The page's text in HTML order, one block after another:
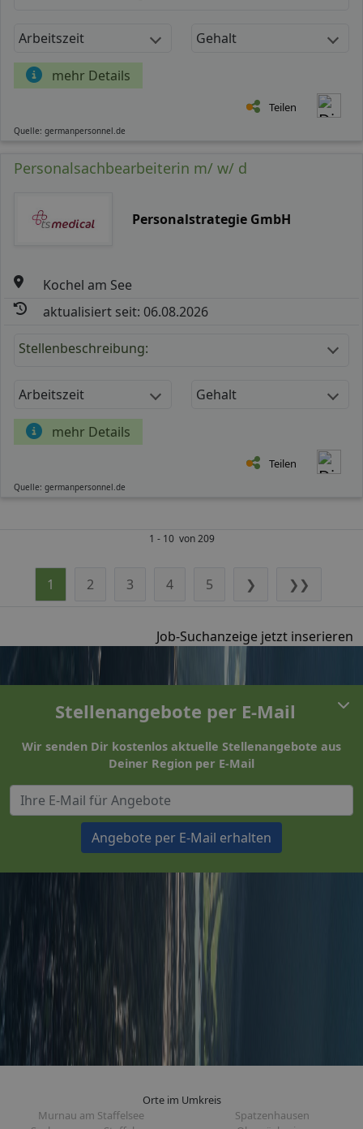
Arbeitszeit Gehalt
mehr Details
Teilen
Quelle: germanpersonnel.de
Personalsachbearbeiterin m/ w/ d
Personalstrategie GmbH
Kochel am See
aktualisiert seit: 06.08.2026
Stellenbeschreibung:
Arbeitszeit Gehalt
mehr Details
Teilen
Quelle: germanpersonnel.de
1 - 10 von 209
1 2 3 4 5 ❯ ❯❯
Job-Suchanzeige jetzt inserieren
Stellenangebote per E-Mail
Wir senden Dir kostenlos aktuelle Stellenangebote aus
Deiner Region per E-Mail
Angebote per E-Mail erhalten
Orte im Umkreis
Murnau am Staffelsee
Spatzenhausen